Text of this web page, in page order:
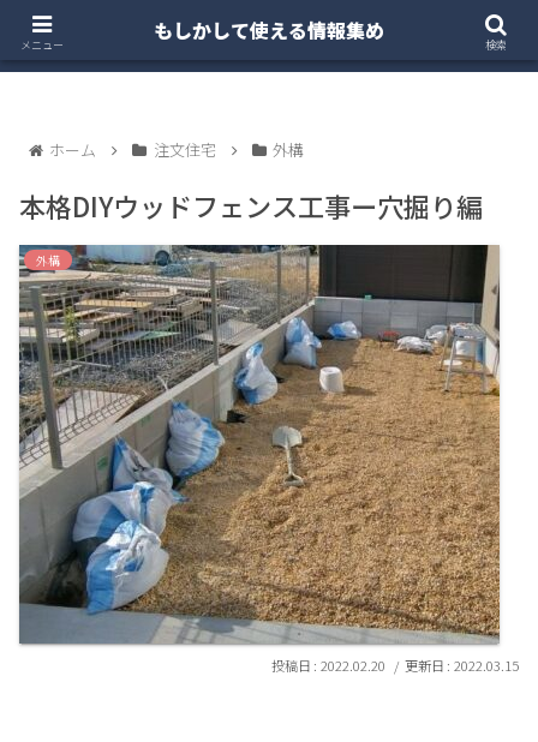
ホーム 注文住宅
ホーム 注文住宅 外構
本格DIYウッドフェンス工事ー穴掘り編
外構
2022.02.20 2022.03.15
メニュー
もしかして使える情報集め
検索